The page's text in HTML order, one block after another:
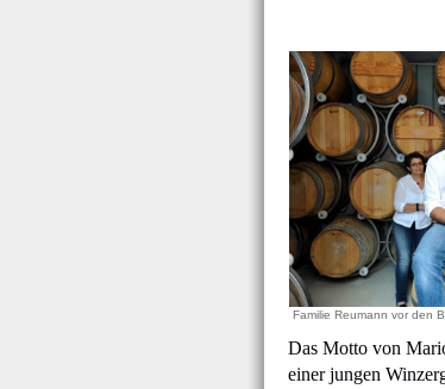
Familie Reumann vor den
Das Motto von
einer jungen